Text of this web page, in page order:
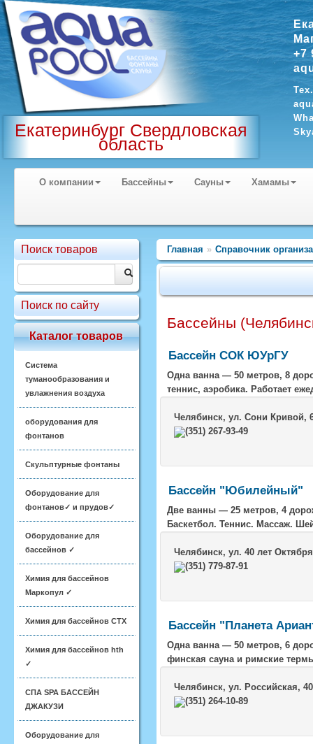
Екатеринбург Свердловская
область
+7
О компании Бассейны Сауны Хамамы
Поиск товаров
Поиск по сайту
Каталог товаров
Система
туманообразования и
увлажнения воздуха
оборудования для
фонтанов
Скульптурные фонтаны
Оборудование для
фонтанов✓ и прудов✓
Оборудование для
бассейнов ✓
Химия для бассейнов
Маркопул ✓
Химия для бассейнов CTX
Химия для бассейнов hth
✓
СПА SPA БАССЕЙН
ДЖАКУЗИ
Оборудование для
Главная » Справочник
Бассейны
Бассейн СОК ЮУрГУ
Одна ванна — 50 метров, 8
теннис, аэробика. Работает
Челябинск, ул. Сони Кривой,
(351) 267-93-49
Бассейн "Юбилейный"
Две ванны — 25 метров, 4
Баскетбол. Теннис. Массаж.
Челябинск, ул. 40 лет
(351) 779-87-91
Бассейн "Планета
Одна ванна — 50 метров, 6
финская сауна и римские
Челябинск, ул. Российская, 40
(351) 264-10-89